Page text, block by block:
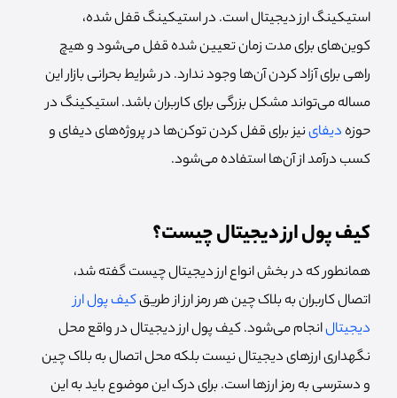
استیکینگ ارز دیجیتال است. در استیکینگ قفل شده،
کوین‌های برای مدت زمان تعیین شده قفل می‌شود و هیچ
راهی برای آزاد کردن آن‌ها وجود ندارد. در شرایط بحرانی بازار این
مساله می‌تواند مشکل بزرگی برای کاربران باشد. استیکینگ در
حوزه دیفاینیز برای قفل کردن توکن‌ها در پروژه‌های دیفای و
کسب درآمد از آن‌ها استفاده می‌شود.
کیف پول ارز دیجیتال چیست؟
همانطور که در بخش انواع ارز دیجیتال چیست گفته شد،
اتصال کاربران به بلاک چین هر رمز ارز از طریقکیف پول ارز
دیجیتالانجام می‌شود. کیف پول ارز دیجیتال در واقع محل
نگهداری ارزهای دیجیتال نیست بلکه محل اتصال به بلاک چین
و دسترسی به رمز ارزها است. برای درک این موضوع باید به این